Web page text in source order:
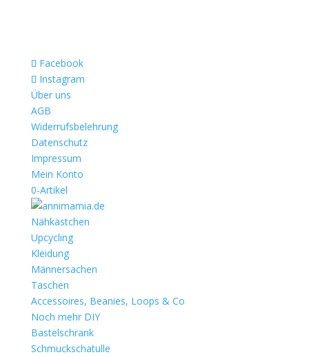
Facebook
Instagram
Über uns
AGB
Widerrufsbelehrung
Datenschutz
Impressum
Mein Konto
0-Artikel
Nähkästchen
Upcycling
Kleidung
Männersachen
Taschen
Accessoires, Beanies, Loops & Co
Noch mehr DIY
Bastelschrank
Schmuckschatulle